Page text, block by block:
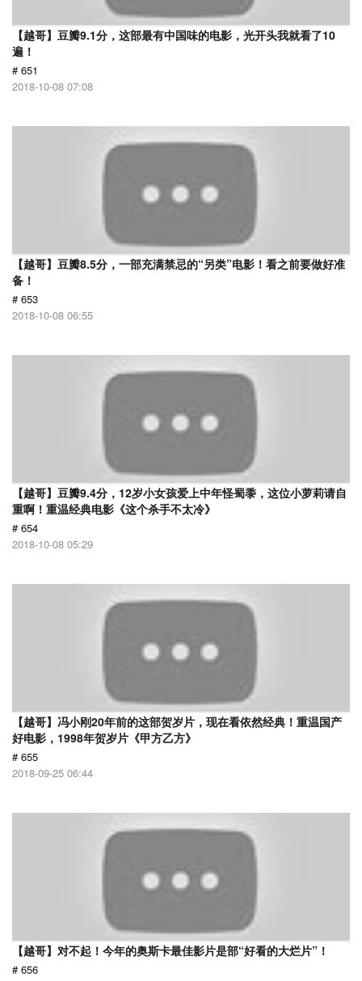
【越哥】豆瓣9.1分，这部最有中国味的电影，光开头我就看了10
遍！
# 651
2018-10-08 07:08
【越哥】豆瓣8.5分，一部充满禁忌的“另类”电影！看之前要做好准
备！
# 653
2018-10-08 06:55
【越哥】豆瓣9.4分，12岁小女孩爱上中年怪蜀黍，这位小萝莉请自
重啊！重温经典电影《这个杀手不太冷》
# 654
2018-10-08 05:29
【越哥】冯小刚20年前的这部贺岁片，现在看依然经典！重温国产
好电影，1998年贺岁片《甲方乙方》
# 655
2018-09-25 06:44
【越哥】对不起！今年的奥斯卡最佳影片是部“好看的大烂片”！
# 656